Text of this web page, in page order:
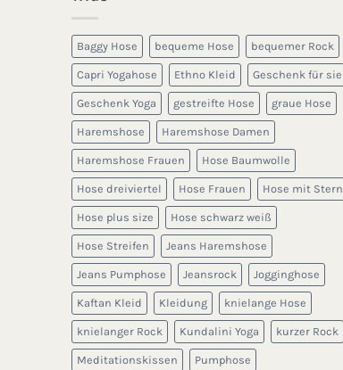
Baggy Hose bequeme Hose bequemer Rock
Capri Yogahose Ethno Kleid Geschenk für sie
Geschenk Yoga gestreifte Hose graue Hose
Haremshose Haremshose Damen
Haremshose Frauen Hose Baumwolle
Hose dreiviertel Hose Frauen Hose mit Stern
Hose plus size Hose schwarz weiß
Hose Streifen Jeans Haremshose
Jeans Pumphose Jeansrock Jogginghose
Kaftan Kleid Kleidung knielange Hose
knielanger Rock Kundalini Yoga kurzer Rock
Meditationskissen Pumphose